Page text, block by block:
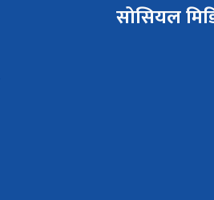
सोसियल